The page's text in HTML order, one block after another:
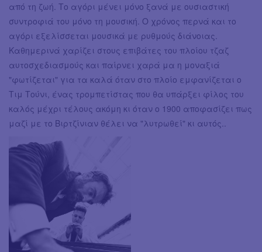
από τη ζωή. Το αγόρι μένει μόνο ξανά με ουσιαστική
συντροφιά του μόνο τη μουσική. Ο χρόνος περνά και το
αγόρι εξελίσσεται μουσικά με ρυθμούς διάνοιας.
Καθημερινά χαρίζει στους επιβάτες του πλοίου τζαζ
αυτοσχεδιασμούς και παίρνει χαρά μα η μοναξιά
"φωτίζεται" για τα καλά όταν στο πλοίο εμφανίζεται ο
Τιμ Τούνι, ένας τρομπετίστας που θα υπάρξει φίλος του
καλός μέχρι τέλους ακόμη κι όταν ο 1900 αποφασίζει πως
μαζί με το Βιρτζίνιαν θέλει να "λυτρωθεί" κι αυτός..